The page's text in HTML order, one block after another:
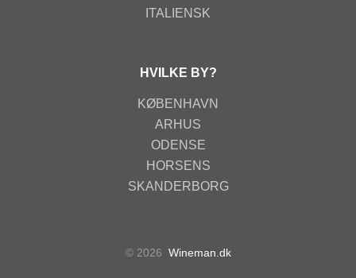
ITALIENSK
HVILKE BY?
KØBENHAVN
ARHUS
ODENSE
HORSENS
SKANDERBORG
© 2026 Wineman.dk